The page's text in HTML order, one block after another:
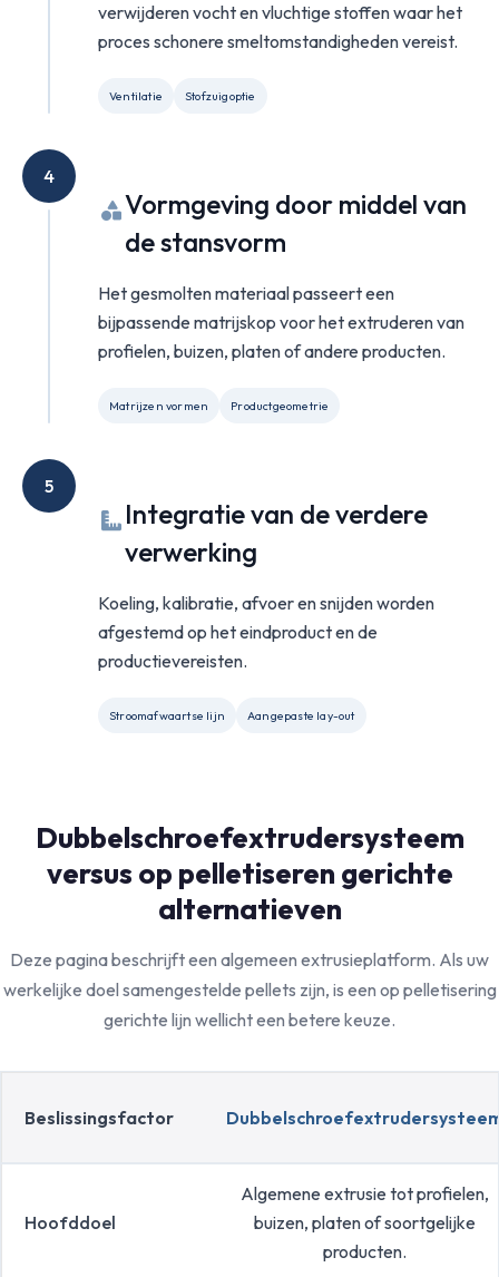
verwijderen vocht en vluchtige stoffen waar het
proces schonere smeltomstandigheden vereist.
Ventilatie Stofzuigoptie
4
Vormgeving door middel van
de stansvorm
Het gesmolten materiaal passeert een
bijpassende matrijskop voor het extruderen van
profielen, buizen, platen of andere producten.
Matrijzen vormen Productgeometrie
5
Integratie van de verdere
verwerking
Koeling, kalibratie, afvoer en snijden worden
afgestemd op het eindproduct en de
productievereisten.
Stroomafwaartse lijn Aangepaste lay-out
Dubbelschroefextrudersysteem
versus op pelletiseren gerichte
alternatieven
Deze pagina beschrijft een algemeen extrusieplatform. Als uw
werkelijke doel samengestelde pellets zijn, is een op pelletisering
gerichte lijn wellicht een betere keuze.
Beslissingsfactor
Hoofddoel
Algemene extrusie tot profielen,
buizen, platen of soortgelijke
producten.